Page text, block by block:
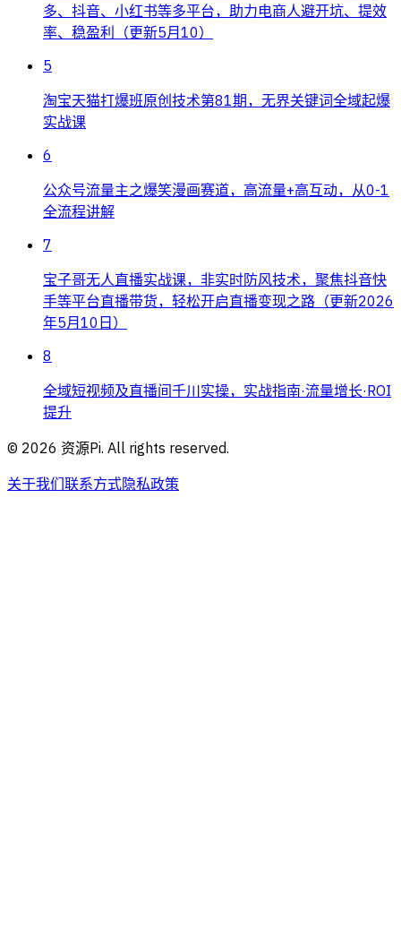
多、抖音、小红书等多平台，助力电商人避开坑、提效
率、稳盈利（更新5月10）
5
淘宝天猫打爆班原创技术第81期，无界关键词全域起爆
实战课
6
公众号流量主之爆笑漫画赛道，高流量+高互动，从0-1
全流程讲解
7
宝子哥无人直播实战课，非实时防风技术，聚焦抖音快
手等平台直播带货，轻松开启直播变现之路（更新2026
年5月10日）
8
全域短视频及直播间千川实操，实战指南·流量增长·ROI
提升
© 2026 资源Pi. All rights reserved.
关于我们联系方式隐私政策